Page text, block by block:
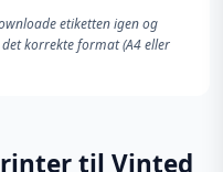
etiketten igen og
korrekte format (A4 eller
til Vinted